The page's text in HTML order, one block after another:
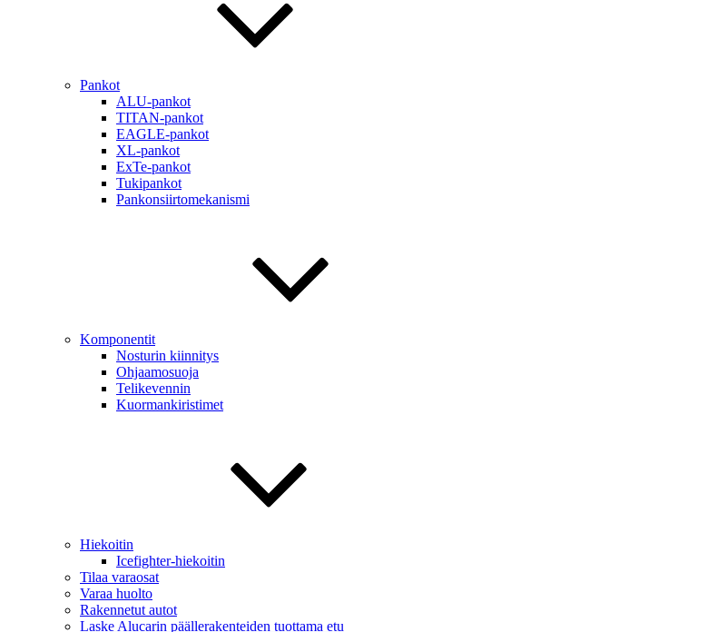
Pankot
ALU-pankot
TITAN-pankot
EAGLE-pankot
XL-pankot
ExTe-pankot
Tukipankot
Pankonsiirtomekanismi
Komponentit
Nosturin kiinnitys
Ohjaamosuoja
Telikevennin
Kuormankiristimet
Hiekoitin
Icefighter-hiekoitin
Tilaa varaosat
Varaa huolto
Rakennetut autot
Laske Alucarin päällerakenteiden tuottama etu